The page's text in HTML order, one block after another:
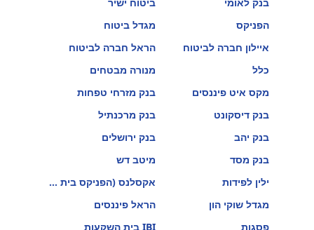
הפניקס
מגדל ביטוח
איילון חברה לביטוח
הראל חברה לביטוח
כלל
מנורה מבטחים
מקס איט פיננסים
בנק מזרחי טפחות
בנק דיסקונט
בנק מרכנתיל
בנק יהב
בנק ירושלים
בנק מסד
מיטב דש
ילין לפידות
אקסלנס (הפניקס בית השקעות)
מגדל שוקי הון
הראל פיננסים
פסגות
IBI בית השקעות